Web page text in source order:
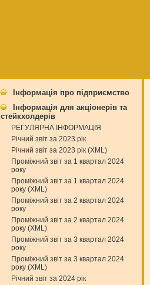
Інформація про підприємство
Інформація для акціонерів та
стейкхолдерів
РЕГУЛЯРНА ІНФОРМАЦІЯ
Річний звіт за 2023 рік
Річний звіт за 2023 рік (XML)
Проміжний звіт за 1 квартал 2024
року
Проміжний звіт за 1 квартал 2024
року (XML)
Проміжний звіт за 2 квартал 2024
року
Проміжний звіт за 2 квартал 2024
року (XML)
Проміжний звіт за 3 квартал 2024
року
Проміжний звіт за 3 квартал 2024
року (XML)
Річний звіт за 2024 рік